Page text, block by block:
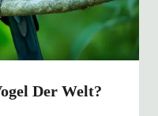
Der Welt?